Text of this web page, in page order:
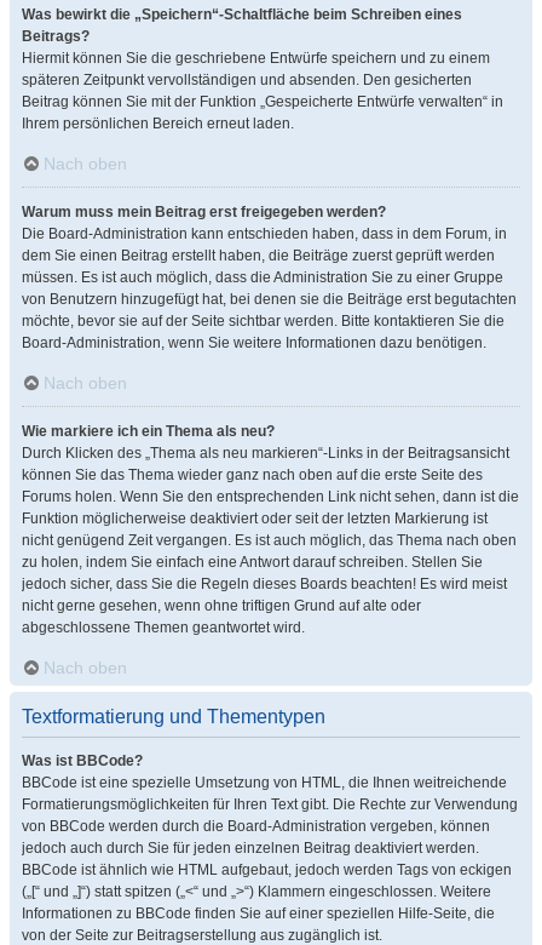
Was bewirkt die „Speichern“-Schaltfläche beim Schreiben eines
Beitrags?
Hiermit können Sie die geschriebene Entwürfe speichern und zu einem
späteren Zeitpunkt vervollständigen und absenden. Den gesicherten
Beitrag können Sie mit der Funktion „Gespeicherte Entwürfe verwalten“ in
Ihrem persönlichen Bereich erneut laden.
Nach oben
Warum muss mein Beitrag erst freigegeben werden?
Die Board-Administration kann entschieden haben, dass in dem Forum, in
dem Sie einen Beitrag erstellt haben, die Beiträge zuerst geprüft werden
müssen. Es ist auch möglich, dass die Administration Sie zu einer Gruppe
von Benutzern hinzugefügt hat, bei denen sie die Beiträge erst begutachten
möchte, bevor sie auf der Seite sichtbar werden. Bitte kontaktieren Sie die
Board-Administration, wenn Sie weitere Informationen dazu benötigen.
Nach oben
Wie markiere ich ein Thema als neu?
Durch Klicken des „Thema als neu markieren“-Links in der Beitragsansicht
können Sie das Thema wieder ganz nach oben auf die erste Seite des
Forums holen. Wenn Sie den entsprechenden Link nicht sehen, dann ist die
Funktion möglicherweise deaktiviert oder seit der letzten Markierung ist
nicht genügend Zeit vergangen. Es ist auch möglich, das Thema nach oben
zu holen, indem Sie einfach eine Antwort darauf schreiben. Stellen Sie
jedoch sicher, dass Sie die Regeln dieses Boards beachten! Es wird meist
nicht gerne gesehen, wenn ohne triftigen Grund auf alte oder
abgeschlossene Themen geantwortet wird.
Nach oben
Textformatierung und Thementypen
Was ist BBCode?
BBCode ist eine spezielle Umsetzung von HTML, die Ihnen weitreichende
Formatierungsmöglichkeiten für Ihren Text gibt. Die Rechte zur Verwendung
von BBCode werden durch die Board-Administration vergeben, können
jedoch auch durch Sie für jeden einzelnen Beitrag deaktiviert werden.
BBCode ist ähnlich wie HTML aufgebaut, jedoch werden Tags von eckigen
(„[“ und „]“) statt spitzen („<“ und „>“) Klammern eingeschlossen. Weitere
Informationen zu BBCode finden Sie auf einer speziellen Hilfe-Seite, die
von der Seite zur Beitragserstellung aus zugänglich ist.